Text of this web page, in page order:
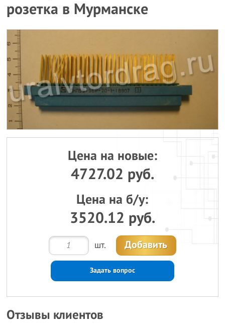
розетка в Мурманске
Цена на новые:
4727.02 руб.
Цена на б/у:
3520.12 руб.
шт. Добавить
Задать вопрос
Отзывы клиентов